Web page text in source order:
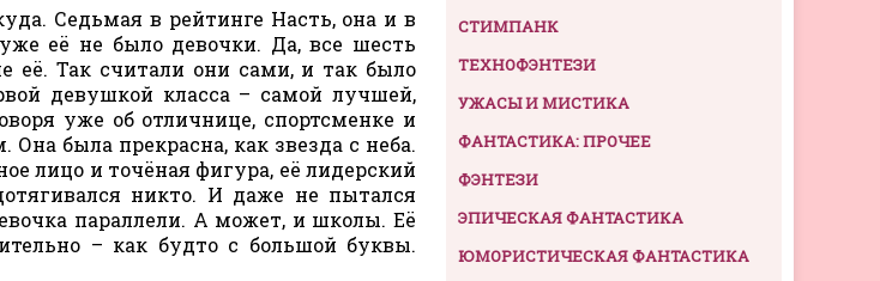
Седьмая в рейтинге Насть, она и в
её не было девочки. Да, все шесть
Так считали они сами, и так было
девушкой класса – самой лучшей,
уже об отличнице, спортсменке и
была прекрасна, как звезда с неба.
лицо и точёная фигура, её лидерский
никто. И даже не пытался
параллели. А может, и школы. Её
– как будто с большой буквы.
СТИМПАНК
ТЕХНОФЭНТЕЗИ
УЖАСЫ И МИСТИКА
ФАНТАСТИКА: ПРОЧЕЕ
ФЭНТЕЗИ
ЭПИЧЕСКАЯ ФАНТАСТИКА
ЮМОРИСТИЧЕСКАЯ ФАНТАСТИКА